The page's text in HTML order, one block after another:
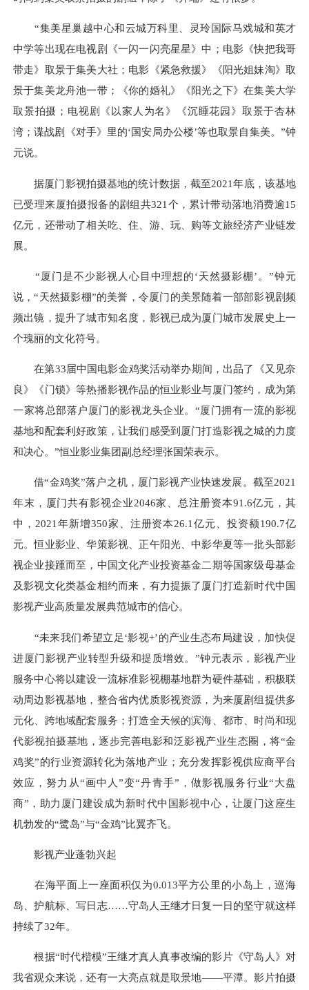
“集美星巢越中心和云城万科里、灵玲国际马戏城和英才
中学等出现在电视剧《一闪一闪亮星星》中；电影《快把我哥
带走》取景于集美大社；电影《紧急救援》《阳光姐妹淘》取
景于集美龙舟池一带；《你的婚礼》《阳光之下》在集美大学
取景拍摄；电视剧《以家人为名》《沉睡花园》取景于杏林
湾；谍战剧《对手》里的‘国安局办公楼’等也取景自集美。”钟
元说。
据厦门影视拍摄基地的统计数据，截至2021年底，该基地
已受理来厦拍摄报备的剧组共321个，累计带动落地消费逾15
亿元，还带动了相关吃、住、游、玩、购等文旅经济产业链发
展。
“厦门是不少影视人心目中理想的‘天然摄影棚’。”钟元
说，“天然摄影棚”的美誉，令厦门的美景随着一部部影视剧频
频出镜，提升了城市知名度，影视已成为厦门城市发展史上一
个瑰丽的文化符号。
在第33届中国电影金鸡奖活动举办期间，出品了《又见奈
良》《门锁》等热播影视作品的恒业影业与厦门签约，成为第
一家将总部落户厦门的影视龙头企业。“厦门拥有一流的影视
基地和配套利好政策，让我们感受到厦门打造影视之城的力度
和决心。”恒业影业集团副总经理张国荣表示。
借“金鸡奖”落户之机，厦门影视产业快速发展。截至2021
年末，厦门共有影视企业2046家、总注册资本91.6亿元，其
中，2021年新增350家、注册资本26.1亿元、投资额190.7亿
元。恒业影业、华策影视、正午阳光、中影华夏等一批头部影
视企业接踵而至，中国文化产业投资基金二期等国家级母基金
及影视文化类基金相约而来，有力提振了厦门打造新时代中国
影视产业高质量发展典范城市的信心。
“未来我们希望立足‘影视+’的产业生态布局建设，加快促
进厦门影视产业转型升级和提质增效。”钟元表示，影视产业
服务中心将以建设一流标准影视棚基地群为硬件基础，积极联
动周边影视基地，整合省内优质影视资源，为来厦剧组提供多
元化、跨地域配套服务；打造全天候的滨海、都市、时尚和现
代影视拍摄基地，逐步完善电影和泛影视产业生态圈，将“金
鸡奖”的行业资源转化为落地产业；充分发挥影视供应商平台
效应，努力从“画中人”变“丹青手”，做影视服务行业“大盘
商”，助力厦门建设成为新时代中国影视中心，让厦门这座生
机勃发的“鹭岛”与“金鸡”比翼齐飞。
影视产业蓬勃兴起
在海平面上一座面积仅为0.013平方公里的小岛上，巡海
岛、护航标、写日志……守岛人王继才日复一日的坚守就这样
持续了32年。
根据“时代楷模”王继才真人真事改编的影片《守岛人》对
我省观众来说，还有一大亮点就是取景地——平潭。影片拍摄